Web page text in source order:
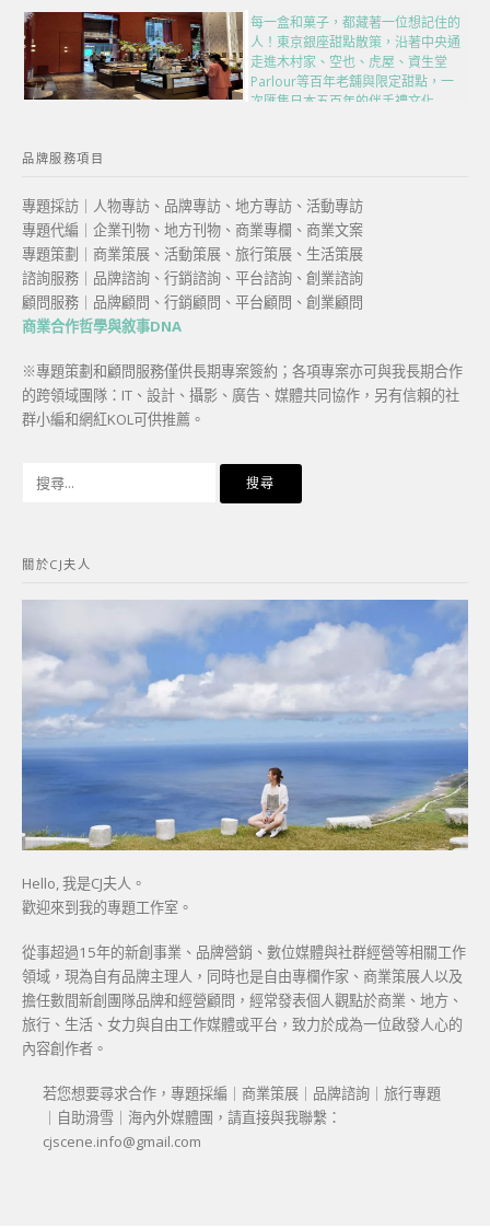
每一盒和菓子，都藏著一位想記住的
人！東京銀座甜點散策，沿著中央通
走進木村家、空也、虎屋、資生堂
Parlour等百年老舖與限定甜點，一
次匯集日本五百年的伴手禮文化
品牌服務項目
專題採訪｜人物專訪、品牌專訪、地方專訪、活動專訪
專題代編｜企業刊物、地方刊物、商業專欄、商業文案
專題策劃｜商業策展、活動策展、旅行策展、生活策展
諮詢服務｜品牌諮詢、行銷諮詢、平台諮詢、創業諮詢
顧問服務｜品牌顧問、行銷顧問、平台顧問、創業顧問
商業合作哲學與敘事DNA
※專題策劃和顧問服務僅供長期專案簽約；各項專案亦可與我長期合作
的跨領域團隊：IT、設計、攝影、廣告、媒體共同協作，另有信賴的社
群小編和網紅KOL可供推薦。
字:
關於CJ夫人
Hello, 我是CJ夫人。
歡迎來到我的專題工作室。
從事超過15年的新創事業、品牌營銷、數位媒體與社群經營等相關工作
領域，現為自有品牌主理人，同時也是自由專欄作家、商業策展人以及
擔任數間新創團隊品牌和經營顧問，經常發表個人觀點於商業、地方、
旅行、生活、女力與自由工作媒體或平台，致力於成為一位啟發人心的
內容創作者。
若您想要尋求合作，專題採編｜商業策展｜品牌諮詢｜旅行專題
｜自助滑雪｜海內外媒體團，請直接與我聯繫：
cjscene.info@gmail.com